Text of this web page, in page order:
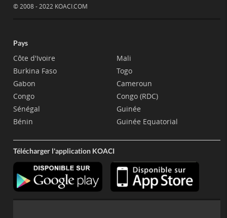
© 2008 - 2022 KOACI.COM
Pays
Côte d'Ivoire
Burkina Faso
Gabon
Congo
Sénégal
Bénin
Mali
Togo
Cameroun
Congo (RDC)
Guinée
Guinée Equatorial
Télécharger l'application KOACI